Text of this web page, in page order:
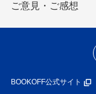
ご意見・ご感想
BOOKOFF公式サイト